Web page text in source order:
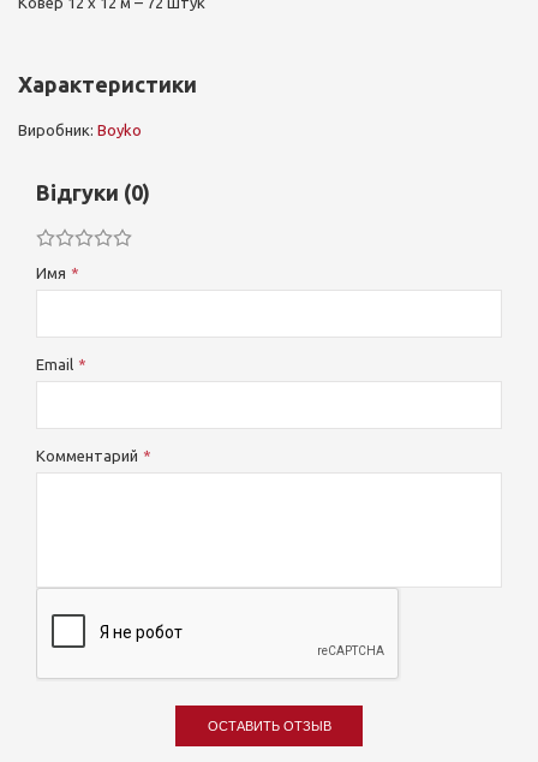
Характеристики
Виробник: Boyko
Відгуки (0)
Имя
Email
Комментарий
ОСТАВИТЬ ОТЗЫВ